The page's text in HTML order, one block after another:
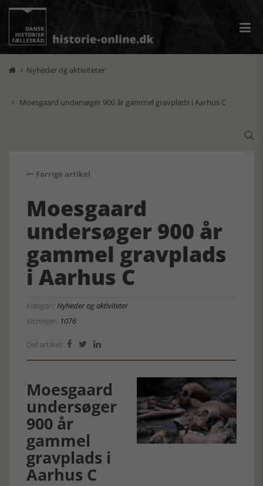
 Nyheder og aktiviteter
 Moesgaard undersøger 900 år gammel gravplads i Aarhus C

Forrige artikel
Moesgaard
undersøger 900 år
gammel gravplads
i Aarhus C
Kategori:Nyheder og aktiviteter
Visninger: 1076
Del artikel:   
Moesgaard
undersøger
900 år
gammel
gravplads i
Aarhus C